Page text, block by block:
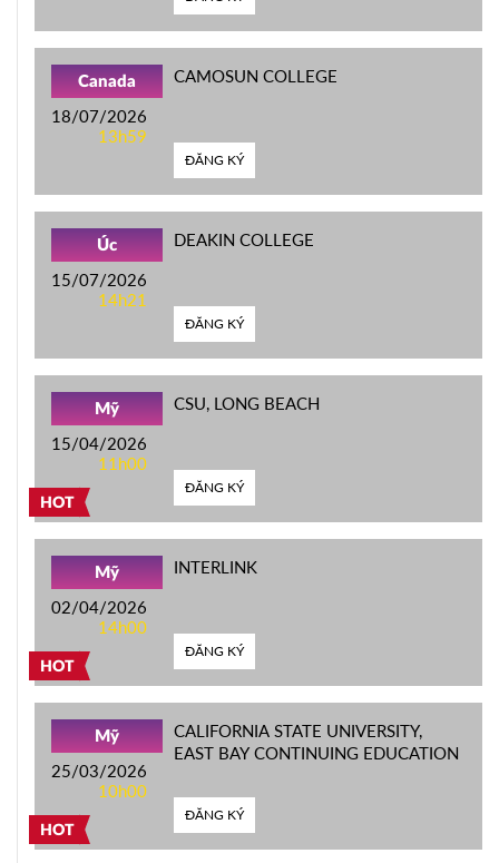
Canada
18/07/2026
13h59
CAMOSUN COLLEGE
ĐĂNG KÝ
Úc
15/07/2026
14h21
DEAKIN COLLEGE
ĐĂNG KÝ
HOT
Mỹ
15/04/2026
11h00
CSU, LONG BEACH
ĐĂNG KÝ
HOT
Mỹ
02/04/2026
14h00
INTERLINK
ĐĂNG KÝ
HOT
Mỹ
25/03/2026
10h00
CALIFORNIA STATE UNIVERSITY,
EAST BAY CONTINUING EDUCATION
ĐĂNG KÝ